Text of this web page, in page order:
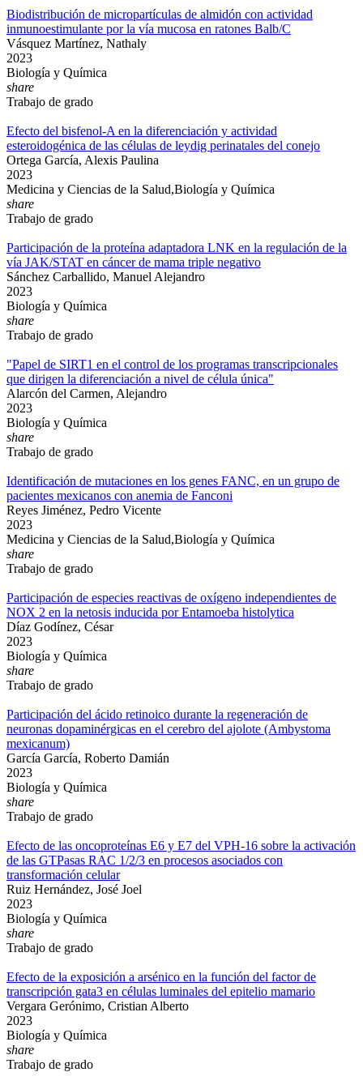
Biodistribución de micropartículas de almidón con actividad
inmunoestimulante por la vía mucosa en ratones Balb/C
Vásquez Martínez, Nathaly
2023
Biología y Química
share
Trabajo de grado
Efecto del bisfenol-A en la diferenciación y actividad
esteroidogénica de las células de leydig perinatales del conejo
Ortega García, Alexis Paulina
2023
Medicina y Ciencias de la Salud,Biología y Química
share
Trabajo de grado
Participación de la proteína adaptadora LNK en la regulación de la
vía JAK/STAT en cáncer de mama triple negativo
Sánchez Carballido, Manuel Alejandro
2023
Biología y Química
share
Trabajo de grado
"Papel de SIRT1 en el control de los programas transcripcionales
que dirigen la diferenciación a nivel de célula única"
Alarcón del Carmen, Alejandro
2023
Biología y Química
share
Trabajo de grado
Identificación de mutaciones en los genes FANC, en un grupo de
pacientes mexicanos con anemia de Fanconi
Reyes Jiménez, Pedro Vicente
2023
Medicina y Ciencias de la Salud,Biología y Química
share
Trabajo de grado
Participación de especies reactivas de oxígeno independientes de
NOX 2 en la netosis inducida por Entamoeba histolytica
Díaz Godínez, César
2023
Biología y Química
share
Trabajo de grado
Participación del ácido retinoico durante la regeneración de
neuronas dopaminérgicas en el cerebro del ajolote (Ambystoma
mexicanum)
García García, Roberto Damián
2023
Biología y Química
share
Trabajo de grado
Efecto de las oncoproteínas E6 y E7 del VPH-16 sobre la activación
de las GTPasas RAC 1/2/3 en procesos asociados con
transformación celular
Ruiz Hernández, José Joel
2023
Biología y Química
share
Trabajo de grado
Efecto de la exposición a arsénico en la función del factor de
transcripción gata3 en células luminales del epitelio mamario
Vergara Gerónimo, Cristian Alberto
2023
Biología y Química
share
Trabajo de grado